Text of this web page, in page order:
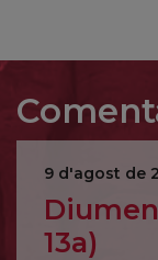
9 d'agost de
13a)